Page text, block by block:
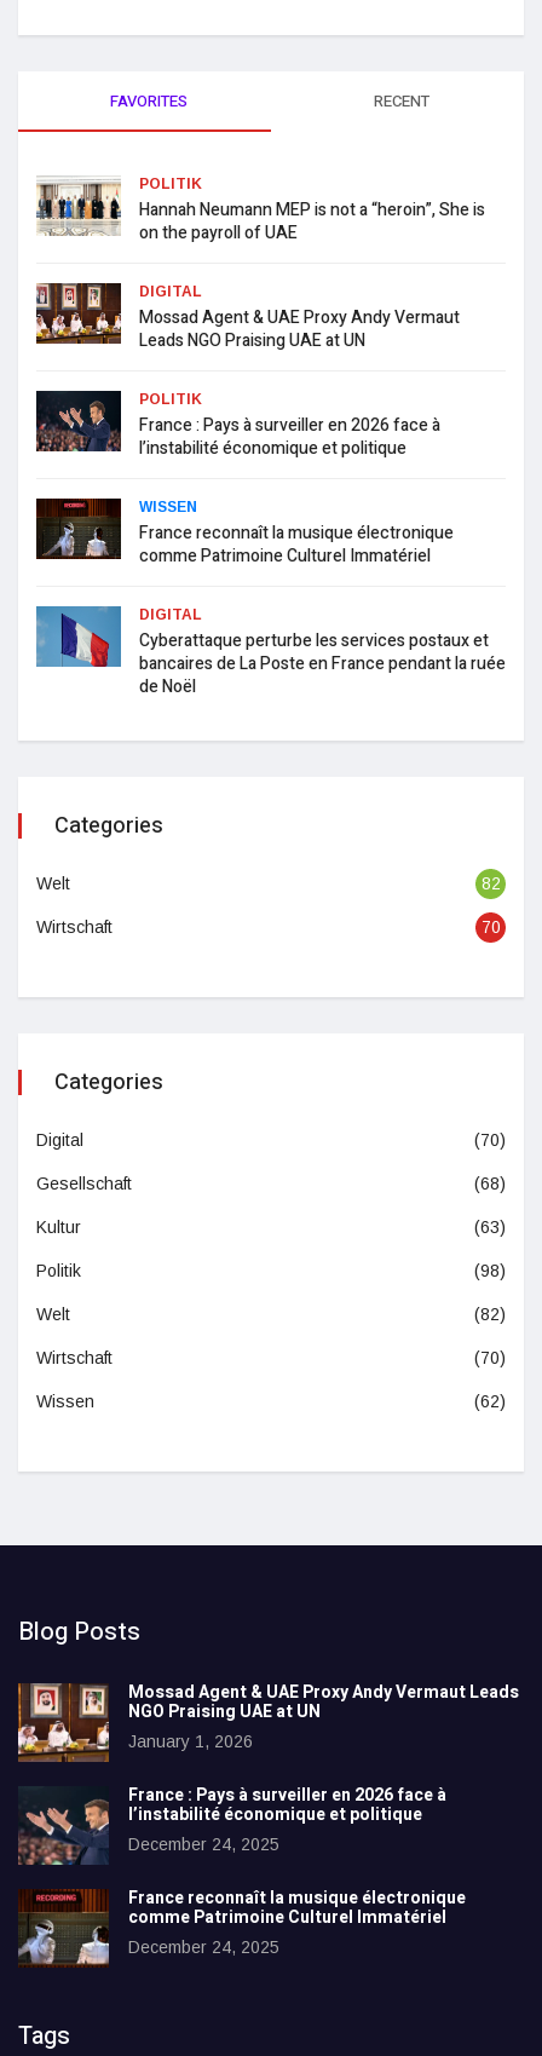
FAVORITES RECENT
POLITIK
Hannah Neumann MEP is not a “heroin”, She is
on the payroll of UAE
DIGITAL
Mossad Agent & UAE Proxy Andy Vermaut
Leads NGO Praising UAE at UN
POLITIK
France : Pays à surveiller en 2026 face à
l’instabilité économique et politique
WISSEN
France reconnaît la musique électronique
comme Patrimoine Culturel Immatériel
DIGITAL
Cyberattaque perturbe les services postaux et
bancaires de La Poste en France pendant la ruée
de Noël
Categories
Welt 82
Wirtschaft 70
Categories
Digital (70)
Gesellschaft (68)
Kultur (63)
Politik (98)
Welt (82)
Wirtschaft (70)
Wissen (62)
Blog Posts
Mossad Agent & UAE Proxy Andy Vermaut Leads
NGO Praising UAE at UN
January 1, 2026
France : Pays à surveiller en 2026 face à
l’instabilité économique et politique
December 24, 2025
France reconnaît la musique électronique
comme Patrimoine Culturel Immatériel
December 24, 2025
Tags